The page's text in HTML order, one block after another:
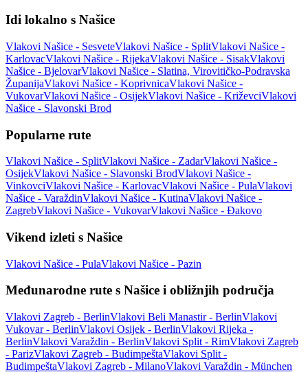
Idi lokalno s Našice
Vlakovi Našice - SesveteVlakovi Našice - SplitVlakovi Našice -
KarlovacVlakovi Našice - RijekaVlakovi Našice - SisakVlakovi
Našice - BjelovarVlakovi Našice - Slatina, Virovitičko-Podravska
ŽupanijaVlakovi Našice - KoprivnicaVlakovi Našice -
VukovarVlakovi Našice - OsijekVlakovi Našice - KriževciVlakovi
Našice - Slavonski Brod
Popularne rute
Vlakovi Našice - SplitVlakovi Našice - ZadarVlakovi Našice -
OsijekVlakovi Našice - Slavonski BrodVlakovi Našice -
VinkovciVlakovi Našice - KarlovacVlakovi Našice - PulaVlakovi
Našice - VaraždinVlakovi Našice - KutinaVlakovi Našice -
ZagrebVlakovi Našice - VukovarVlakovi Našice - Đakovo
Vikend izleti s Našice
Vlakovi Našice - PulaVlakovi Našice - Pazin
Međunarodne rute s Našice i obližnjih područja
Vlakovi Zagreb - BerlinVlakovi Beli Manastir - BerlinVlakovi
Vukovar - BerlinVlakovi Osijek - BerlinVlakovi Rijeka -
BerlinVlakovi Varaždin - BerlinVlakovi Split - RimVlakovi Zagreb
- ParizVlakovi Zagreb - BudimpeštaVlakovi Split -
BudimpeštaVlakovi Zagreb - MilanoVlakovi Varaždin - München